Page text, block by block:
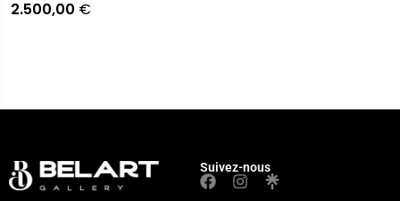
2.500,00 €
Suivez-nous